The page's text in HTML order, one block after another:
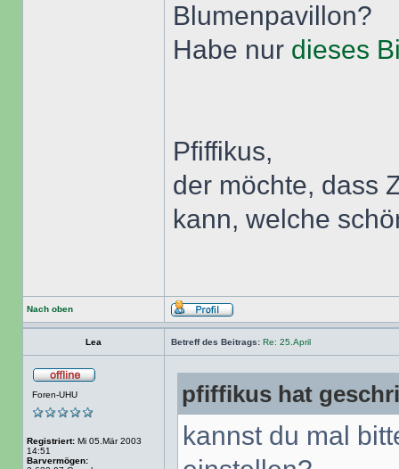
Blumenpavillon?
Habe nur dieses
Pfiffikus,
der möchte, dass
kann, welche
Nach oben
Lea Betreff des Beitrags: Re: 25.April
Foren-UHU
Registriert: Mi 05.Mär 2003
14:51
Barvermögen:
pfiffikus hat
kannst du mal